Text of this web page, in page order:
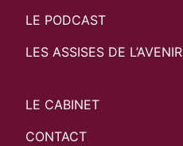
LE PODCAST
LES ASSISES DE L’AVENIR
LE CABINET
CONTACT